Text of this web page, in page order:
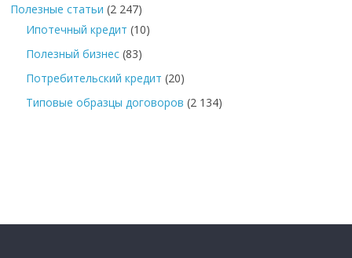
Полезные статьи (2 247)
Ипотечный кредит (10)
Полезный бизнес (83)
Потребительский кредит (20)
Типовые образцы договоров (2 134)